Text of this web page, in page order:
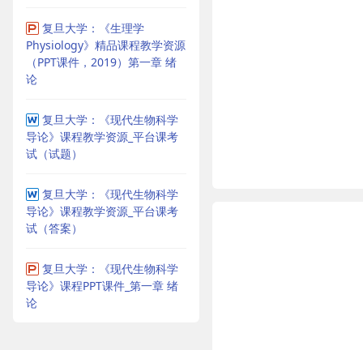
复旦大学：《生理学
Physiology》精品课程教学资源
（PPT课件，2019）第一章 绪
论
复旦大学：《现代生物科学
导论》课程教学资源_平台课考
试（试题）
复旦大学：《现代生物科学
导论》课程教学资源_平台课考
试（答案）
复旦大学：《现代生物科学
导论》课程PPT课件_第一章 绪
论